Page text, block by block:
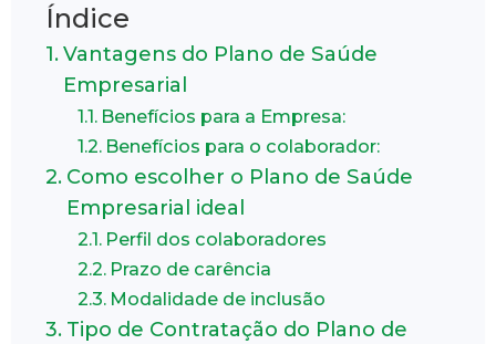
Índice
Vantagens do Plano de Saúde
Empresarial
Benefícios para a Empresa:
Benefícios para o colaborador:
Como escolher o Plano de Saúde
Empresarial ideal
Perfil dos colaboradores
Prazo de carência
Modalidade de inclusão
Tipo de Contratação do Plano de